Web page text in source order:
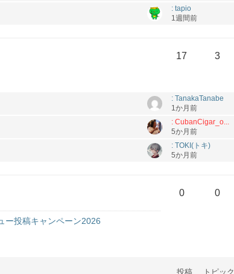
: tapio
1週間前
17 3
: TanakaTanabe
1か月前
: CubanCigar_o...
5か月前
: TOKI(トキ)
5か月前
ー投稿キャンペーン2026
0 0
投稿 トピック